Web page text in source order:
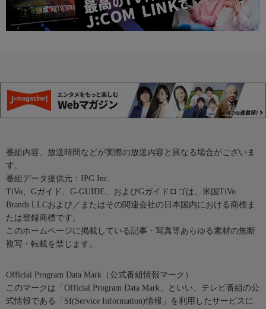
番組内容、放送時間などが実際の放送内容と異なる場合がございま
す。
番組データ提供元：IPG Inc.
TiVo、Gガイド、G-GUIDE、およびGガイドロゴは、米国TiVo
Brands LLCおよび／またはその関連会社の日本国内における商標ま
たは登録商標です。
このホームページに掲載している記事・写真等あらゆる素材の無断
複写・転載を禁じます。
Official Program Data Mark（公式番組情報マーク）
このマークは「Official Program Data Mark」といい、テレビ番組の公
式情報である「SI(Service Information)情報」を利用したサービスに